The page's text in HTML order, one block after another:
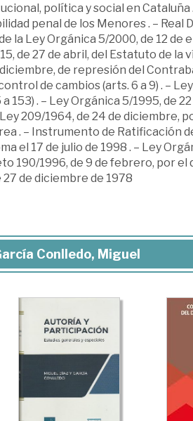
política y social en Cataluña
penal de los Menores . – Real
la Ley Orgánica 5/2000, de 12
de 27 de abril, del Estatuto de la
de represión del
de cambios (arts. 6 a 9) . –
153) . – Ley Orgánica 5/1995, de
Ley 209/1964, de 24 de
. – Instrumento de Ratificación
el 17 de julio de 1998 . – Ley
190/1996, de 9 de febrero, por
de diciembre de 1978
Conlledo, Miguel